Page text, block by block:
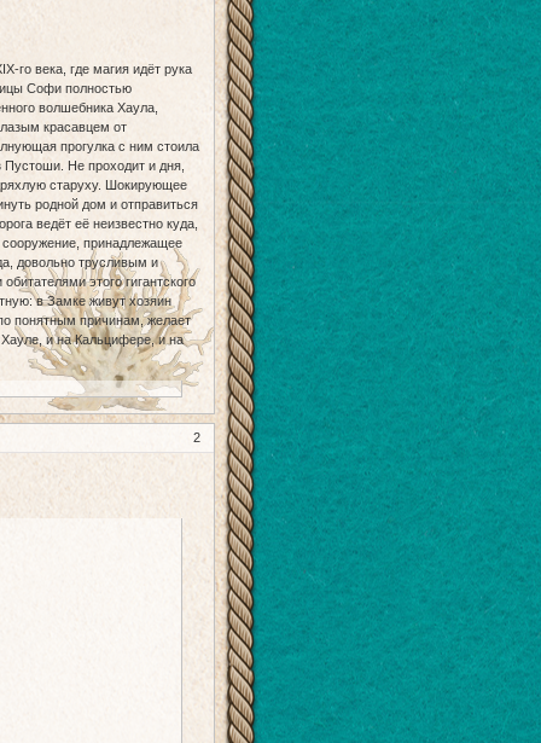
го века, где магия идёт рука
Софи полностью
волшебника Хаула,
красавцем от
прогулка с ним стоила
Не проходит и дня,
старуху. Шокирующее
родной дом и отправиться
ведёт её неизвестно куда,
сооружение, принадлежащее
довольно трусливым и
этого гигантского
в Замке живут хозяин
понятным причинам, желает
и на Кальцифере, и на
2